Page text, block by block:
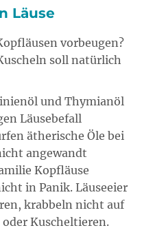
Läuse
vorbeugen?
soll natürlich
und Thymianöl
Läusebefall
ätherische Öle bei
angewandt
Kopfläuse
in Panik. Läuseeier
krabbeln nicht auf
Kuscheltieren.